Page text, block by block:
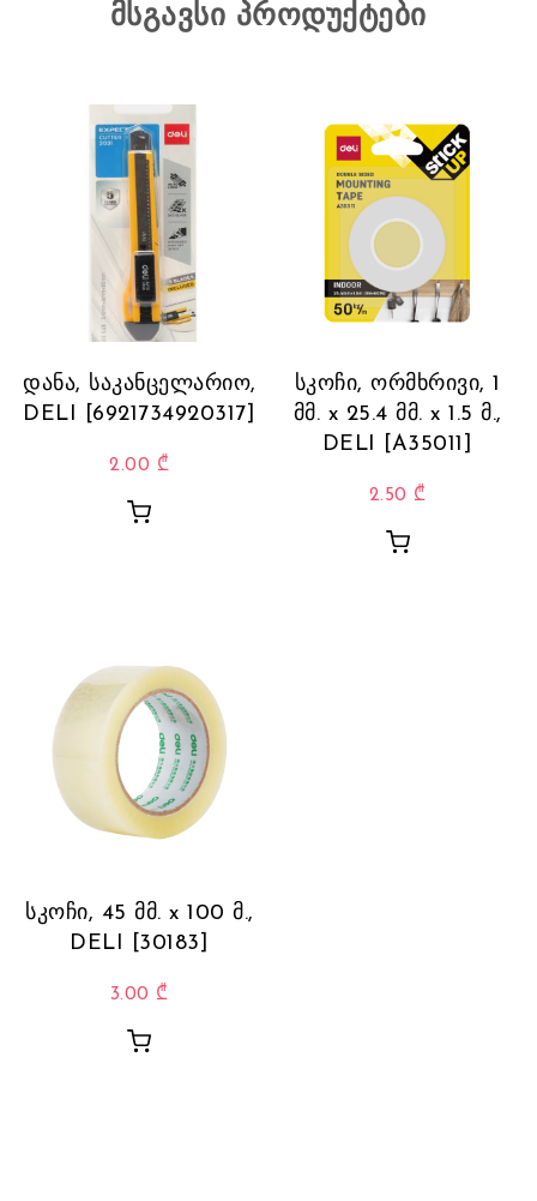
მსგავსი პროდუქტები
დანა, საკანცელარიო,
DELI [6921734920317]
2.00 ₾
სკოჩი, ორმხრივი, 1
მმ. x 25.4 მმ. x 1.5 მ.,
DELI [A35011]
2.50 ₾
სკოჩი, 45 მმ. x 100 მ.,
DELI [30183]
3.00 ₾